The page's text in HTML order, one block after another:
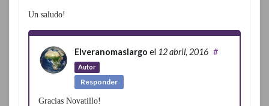
Un saludo!
Elveranomaslargo el 12 abril, 2016
Autor
#
Responder
Gracias Novatillo!